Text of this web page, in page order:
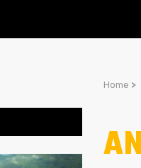
Home >